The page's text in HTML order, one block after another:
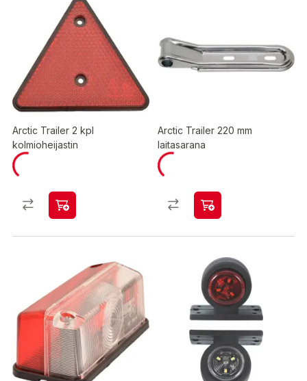
Arctic Trailer 2 kpl
kolmioheijastin
Arctic Trailer 220 mm
laitasarana